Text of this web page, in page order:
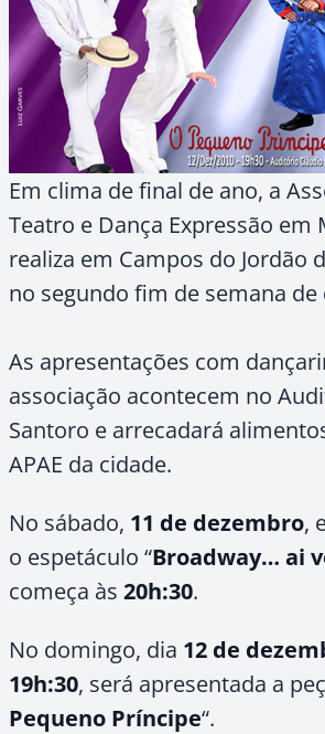
Em clima de final de ano, a
Teatro e Dança Expressão em
realiza em Campos do Jordão
no segundo fim de semana de
As apresentações com
associação acontecem no
Santoro e arrecadará
APAE da cidade.
No sábado, 11 de dezembro,
o espetáculo “Broadway… ai
começa às 20h:30.
No domingo, dia 12 de
19h:30, será apresentada a
Pequeno Príncipe“.